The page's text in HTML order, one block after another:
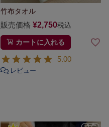
竹布タオル
販売価格 ¥2,750税込
カートに入れる
5.00